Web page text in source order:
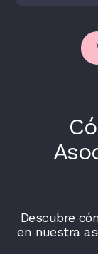
Descubre
en nuestra